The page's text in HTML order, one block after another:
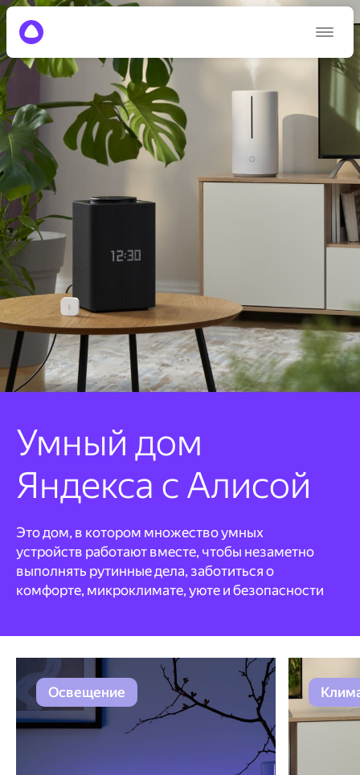
Умный дом
Яндекса с Алисой
Это дом, в котором множество умных
устройств работают вместе, чтобы незаметно
выполнять рутинные дела, заботиться о
комфорте, микроклимате, уюте и безопасности